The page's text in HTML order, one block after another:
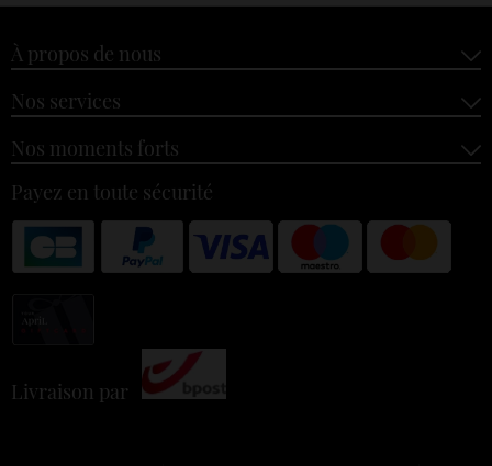
À propos de nous
Nos services
Nos moments forts
Payez en toute sécurité
Livraison par